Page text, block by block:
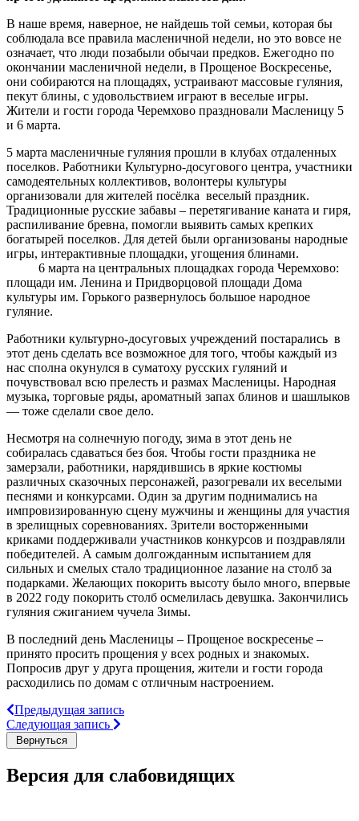
В наше время, наверное, не найдешь той семьи, которая бы
соблюдала все правила масленичной недели, но это вовсе не
означает, что люди позабыли обычаи предков. Ежегодно по
окончании масленичной недели, в Прощеное Воскресенье,
они собираются на площадях, устраивают массовые гуляния,
пекут блины, с удовольствием играют в веселые игры.
Жители и гости города Черемхово праздновали Масленицу 5
и 6 марта.
5 марта масленичные гуляния прошли в клубах отдаленных
поселков. Работники Культурно-досугового центра, участники
самодеятельных коллективов, волонтеры культуры
организовали для жителей посёлка веселый праздник.
Традиционные русские забавы – перетягивание каната и гиря,
распиливание бревна, помогли выявить самых крепких
богатырей поселков. Для детей были организованы народные
игры, интерактивные площадки, угощения блинами.
6 марта на центральных площадках города Черемхово:
площади им. Ленина и Придворцовой площади Дома
культуры им. Горького развернулось большое народное
гуляние.
Работники культурно-досуговых учреждений постарались в
этот день сделать все возможное для того, чтобы каждый из
нас сполна окунулся в суматоху русских гуляний и
почувствовал всю прелесть и размах Масленицы. Народная
музыка, торговые ряды, ароматный запах блинов и шашлыков
— тоже сделали свое дело.
Несмотря на солнечную погоду, зима в этот день не
собиралась сдаваться без боя. Чтобы гости праздника не
замерзали, работники, нарядившись в яркие костюмы
различных сказочных персонажей, разогревали их веселыми
песнями и конкурсами. Один за другим поднимались на
импровизированную сцену мужчины и женщины для участия
в зрелищных соревнованиях. Зрители восторженными
криками поддерживали участников конкурсов и поздравляли
победителей. А самым долгожданным испытанием для
сильных и смелых стало традиционное лазание на столб за
подарками. Желающих покорить высоту было много, впервые
в 2022 году покорить столб осмелилась девушка. Закончились
гуляния сжиганием чучела Зимы.
В последний день Масленицы – Прощеное воскресенье –
принято просить прощения у всех родных и знакомых.
Попросив друг у друга прощения, жители и гости города
расходились по домам с отличным настроением.
Предыдущая запись
Следующая запись
Версия для слабовидящих